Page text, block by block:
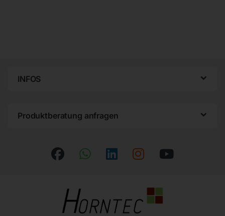
INFOS
Produktberatung anfragen